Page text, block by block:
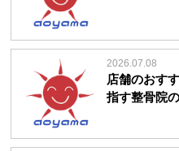
2026.07.08
店舗のおす
指す整骨院